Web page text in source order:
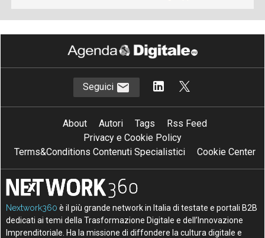
Seguici
About Autori Tags
Rss Feed
Privacy e Cookie Policy
Terms&Conditions Contenuti Specialistici
Cookie Center
Nextwork360 è il più grande network in Italia di testate e portali B2B
dedicati ai temi della Trasformazione Digitale e dell’Innovazione
Imprenditoriale. Ha la missione di diffondere la cultura digitale e